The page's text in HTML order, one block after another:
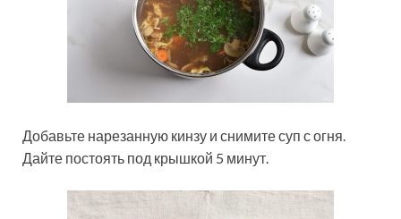
Добавьте нарезанную кинзу и снимите суп с огня.
Дайте постоять под крышкой 5 минут.